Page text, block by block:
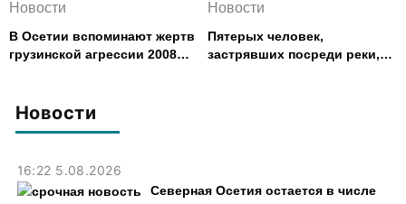
Новости
16:22 5.08.2026
Северная Осетия остается в числе
Новости
В Осетии вспоминают жертв
грузинской агрессии 2008
Новости
Пятерых человек,
застрявших посреди реки,